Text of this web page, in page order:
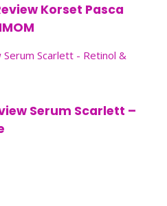
Korset Pasca
Serum Scarlett –